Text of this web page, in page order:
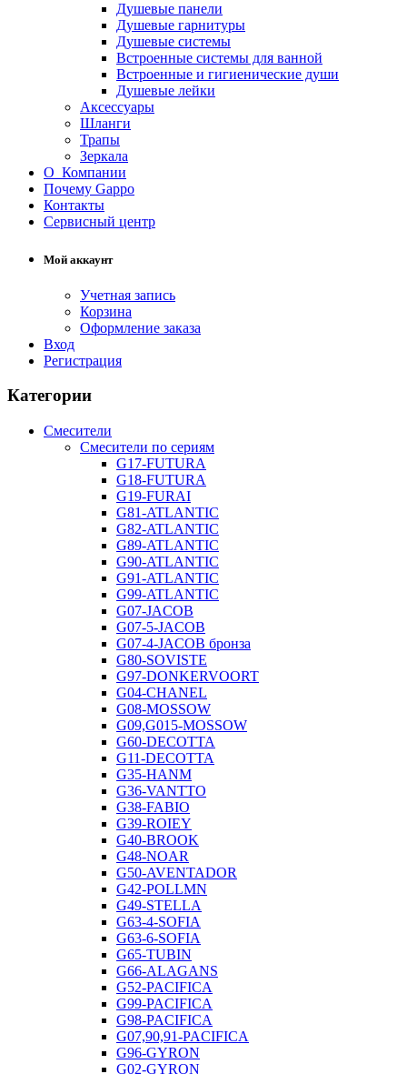
Душевые панели
Душевые гарнитуры
Душевые системы
Встроенные системы для ванной
Встроенные и гигиенические души
Душевые лейки
Аксессуары
Шланги
Трапы
Зеркала
О Компании
Почему Gappo
Контакты
Сервисный центр
Мой аккаунт
Учетная запись
Корзина
Оформление заказа
Вход
Регистрация
Категории
Смесители
Смесители по сериям
G17-FUTURA
G18-FUTURA
G19-FURAI
G81-ATLANTIC
G82-ATLANTIC
G89-ATLANTIC
G90-ATLANTIC
G91-ATLANTIC
G99-ATLANTIC
G07-JACOB
G07-5-JACOB
G07-4-JACOB бронза
G80-SOVISTE
G97-DONKERVOORT
G04-CHANEL
G08-MOSSOW
G09,G015-MOSSOW
G60-DECOTTA
G11-DECOTTA
G35-HANM
G36-VANTTO
G38-FABIO
G39-ROIEY
G40-BROOK
G48-NOAR
G50-AVENTADOR
G42-POLLMN
G49-STELLA
G63-4-SOFIA
G63-6-SOFIA
G65-TUBIN
G66-ALAGANS
G52-PACIFICA
G99-PACIFICA
G98-PACIFICA
G07,90,91-PACIFICA
G96-GYRON
G02-GYRON